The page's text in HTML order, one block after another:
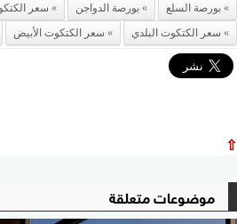
بورصة السلع
بورصة الدواجن
سعر
سعر الكتكوت البلدي
سعر الكتكوت الأبيض
⇧
موضوعات متعلقة